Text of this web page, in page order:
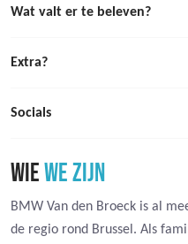
Wat valt er te beleven?
Extra?
Socials
WIEWE ZIJN
BMW Van den Broeck is al
de regio rond Brussel. Als